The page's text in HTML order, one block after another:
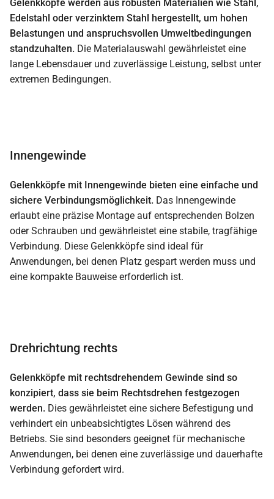
Gelenkköpfe werden aus robusten Materialien wie Stahl,
Edelstahl oder verzinktem Stahl hergestellt, um hohen
Belastungen und anspruchsvollen Umweltbedingungen
standzuhalten. Die Materialauswahl gewährleistet eine
lange Lebensdauer und zuverlässige Leistung, selbst unter
extremen Bedingungen.
Innengewinde
Gelenkköpfe mit Innengewinde bieten eine einfache und
sichere Verbindungsmöglichkeit. Das Innengewinde
erlaubt eine präzise Montage auf entsprechenden Bolzen
oder Schrauben und gewährleistet eine stabile, tragfähige
Verbindung. Diese Gelenkköpfe sind ideal für
Anwendungen, bei denen Platz gespart werden muss und
eine kompakte Bauweise erforderlich ist.
Drehrichtung rechts
Gelenkköpfe mit rechtsdrehendem Gewinde sind so
konzipiert, dass sie beim Rechtsdrehen festgezogen
werden. Dies gewährleistet eine sichere Befestigung und
verhindert ein unbeabsichtigtes Lösen während des
Betriebs. Sie sind besonders geeignet für mechanische
Anwendungen, bei denen eine zuverlässige und dauerhafte
Verbindung gefordert wird.